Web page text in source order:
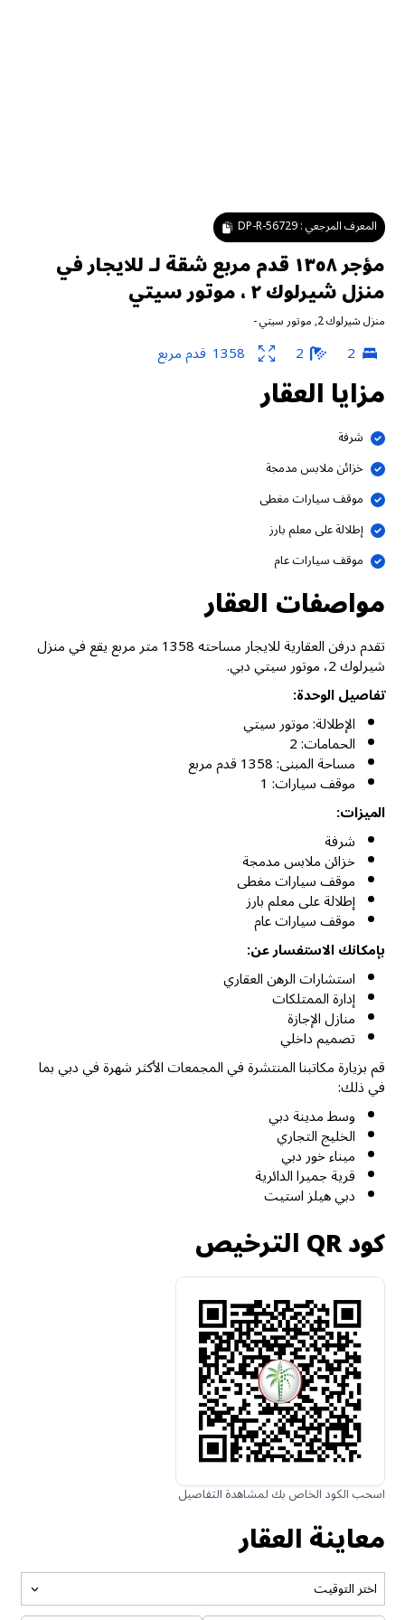
المعرف المرجعي :DP-R-56729
مؤجر ١٣٥٨ قدم مربع شقة لـ للايجار في
منزل شيرلوك ٢ ، موتور سيتي
منزل شيرلوك 2 ,موتور سيتي-
2
2
1358 قدم مربع
مزايا العقار
شرفة
خزائن ملابس مدمجة
موقف سيارات مغطى
إطلالة على معلم بارز
موقف سيارات عام
مواصفات العقار
تقدم درفن العقارية للايجار مساحته 1358 متر مربع يقع في منزل
شيرلوك 2، موتور سيتي دبي.
تفاصيل الوحدة:
الإطلالة: موتور سيتي
الحمامات: 2
مساحة المبنى: 1358 قدم مربع
موقف سيارات: 1
الميزات:
شرفة
خزائن ملابس مدمجة
موقف سيارات مغطى
إطلالة على معلم بارز
موقف سيارات عام
بإمكانك الاستفسار عن:
استشارات الرهن العقاري
إدارة الممتلكات
منازل الإجازة
تصميم داخلي
قم بزيارة مكاتبنا المنتشرة في المجمعات الأكثر شهرة في دبي بما
في ذلك:
وسط مدينة دبي
الخليج التجاري
ميناء خور دبي
قرية جميرا الدائرية
دبي هيلز استيت
كود QR الترخيص
اسحب الكود الخاص بك لمشاهدة التفاصيل
معاينة العقار
اختر التوقيت